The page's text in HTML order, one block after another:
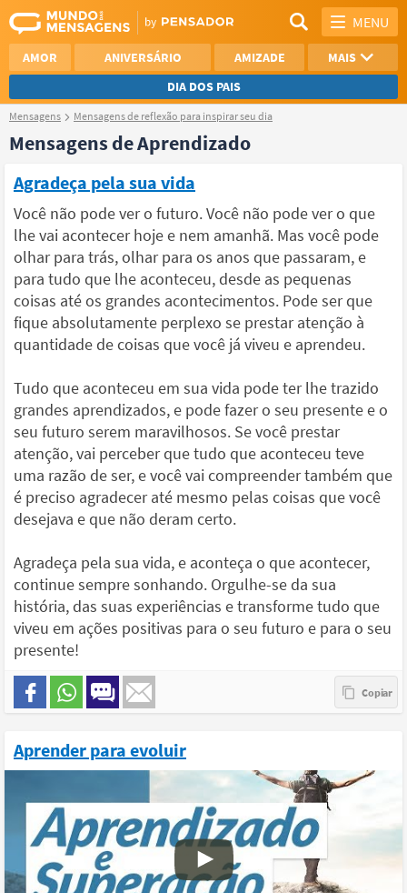
MENU
AMOR ANIVERSÁRIO AMIZADE
MAIS
DIA DOS PAIS
REFLEXÃO
NAMORO
VER TODAS
Mensagens Mensagens de reflexão para inspirar seu dia
Mensagens de Aprendizado
Agradeça pela sua vida
Você não pode ver o futuro. Você não pode ver o que
lhe vai acontecer hoje e nem amanhã. Mas você pode
olhar para trás, olhar para os anos que passaram, e
para tudo que lhe aconteceu, desde as pequenas
coisas até os grandes acontecimentos. Pode ser que
fique absolutamente perplexo se prestar atenção à
quantidade de coisas que você já viveu e aprendeu.
Tudo que aconteceu em sua vida pode ter lhe trazido
grandes aprendizados, e pode fazer o seu presente e o
seu futuro serem maravilhosos. Se você prestar
atenção, vai perceber que tudo que aconteceu teve
uma razão de ser, e você vai compreender também que
é preciso agradecer até mesmo pelas coisas que você
desejava e que não deram certo.
Agradeça pela sua vida, e aconteça o que acontecer,
continue sempre sonhando. Orgulhe-se da sua
história, das suas experiências e transforme tudo que
viveu em ações positivas para o seu futuro e para o seu
presente!
Aprender para evoluir